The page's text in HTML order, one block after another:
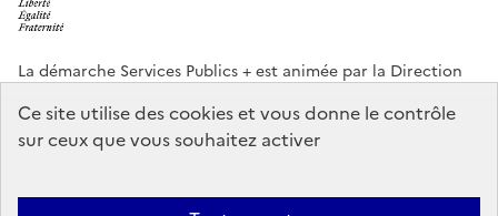
La démarche Services Publics + est animée par la Direction
info.gouv.fr service-public.gouv.fr
legifrance.gouv.fr
data.gouv.fr
Ce site utilise des cookies et vous donne le contrôle
sur ceux que vous souhaitez activer